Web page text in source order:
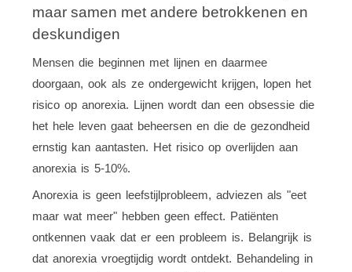
maar samen met andere betrokkenen en
deskundigen
Mensen die beginnen met lijnen en daarmee
doorgaan, ook als ze ondergewicht krijgen, lopen het
risico op anorexia. Lijnen wordt dan een obsessie die
het hele leven gaat beheersen en die de gezondheid
ernstig kan aantasten. Het risico op overlijden aan
anorexia is 5-10%.
Anorexia is geen leefstijlprobleem, adviezen als "eet
maar wat meer" hebben geen effect. Patiënten
ontkennen vaak dat er een probleem is. Belangrijk is
dat anorexia vroegtijdig wordt ontdekt. Behandeling in